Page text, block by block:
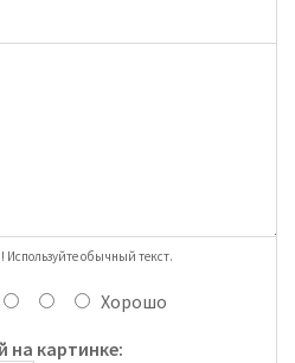
Используйте обычный текст.
Хорошо
на картинке: